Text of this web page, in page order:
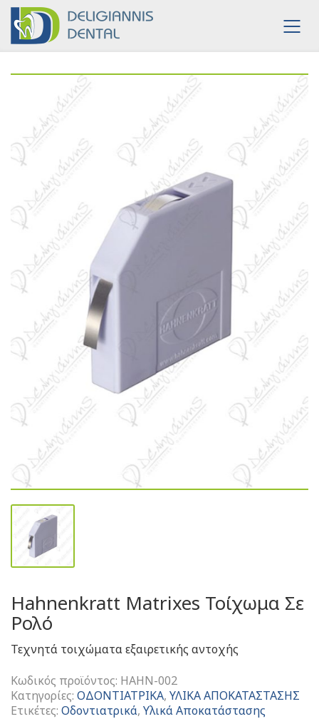
Hahnenkratt Matrixes Τοίχωμα Σε
Ρολό
Τεχνητά τοιχώματα εξαιρετικής αντοχής
Κωδικός προϊόντος: HAHN-002
Κατηγορίες: ΟΔΟΝΤΙΑΤΡΙΚΑ, ΥΛΙΚΑ ΑΠΟΚΑΤΑΣΤΑΣΗΣ
Ετικέτες: Οδοντιατρικά, Υλικά Αποκατάστασης